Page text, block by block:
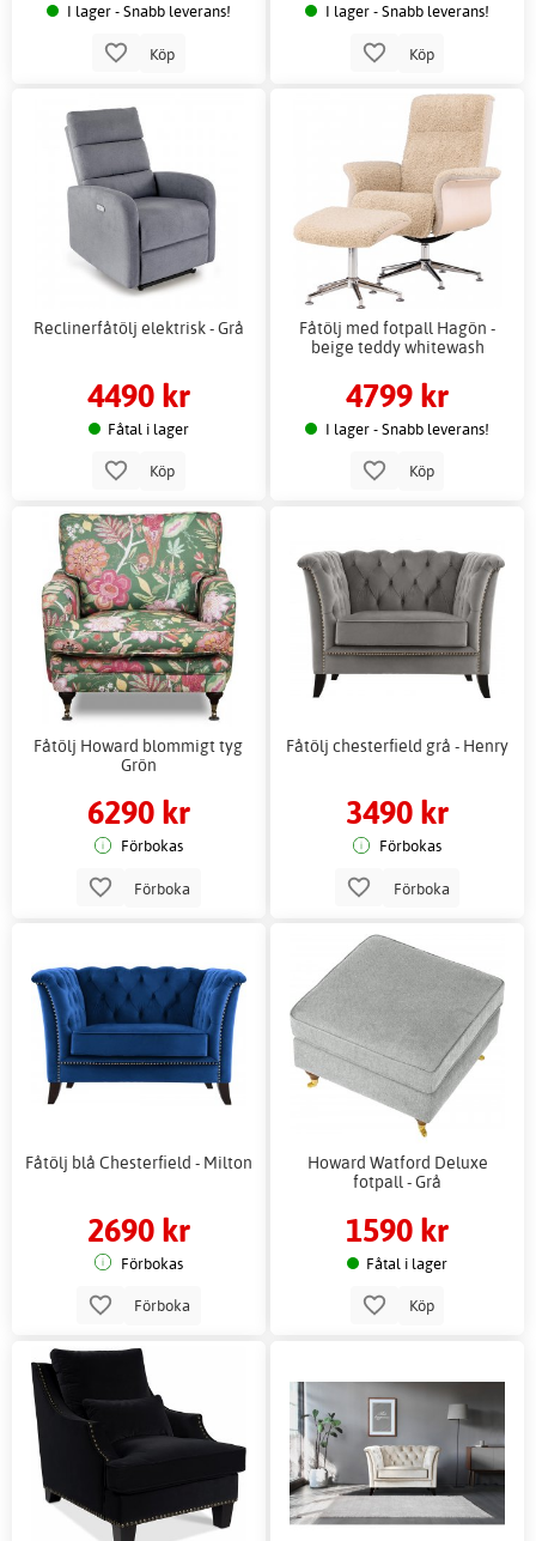
I lager - Snabb leverans!
Köp
I lager - Snabb leverans!
Köp
Reclinerfåtölj elektrisk - Grå
4490 kr
Fåtal i lager
Köp
Fåtölj med fotpall Hagön -
beige teddy whitewash
4799 kr
I lager - Snabb leverans!
Köp
Fåtölj Howard blommigt tyg
Grön
6290 kr
Förbokas
Förboka
Fåtölj chesterfield grå - Henry
3490 kr
Förbokas
Förboka
Fåtölj blå Chesterfield - Milton
2690 kr
Förbokas
Förboka
Howard Watford Deluxe
fotpall - Grå
1590 kr
Fåtal i lager
Köp